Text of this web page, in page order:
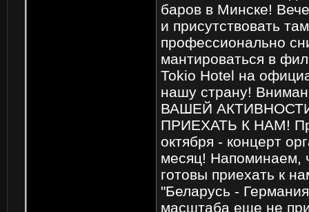
баров в Минске!
и присутствовать
профессионально
мантироваться в
Tokio Hotel на
нашу страну!
ВАШЕЙ
ПРИЕХАТЬ К НАМ!
октября - концерт
месяц! Напоминаем,
готовы приехать к
"Беларусь -
масштаба еще не